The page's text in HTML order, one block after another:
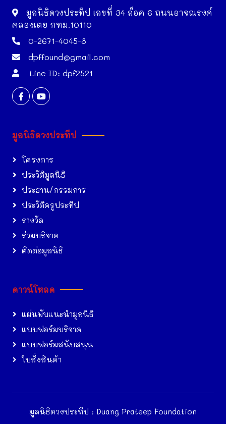
มูลนิธิดวงประทีป เลขที่ 34 ล็อค 6 ถนนอาจณรงค์
คลองเตย กทม.10110
0-2671-4045-8
dpffound@gmail.com
Line ID: dpf2521
มูลนิธิดวงประทีป
โครงการ
ประวัติมูลนิธิ
ประธาน/กรรมการ
ประวัติครูประทีป
รางวัล
ร่วมบริจาค
ติดต่อมูลนิธิ
ดาวน์โหลด
แผ่นพับแนะนำมูลนิธิ
แบบฟอร์มบริจาค
แบบฟอร์มสนับสนุน
ใบสั่งสินค้า
มูลนิธิดวงประทีป : Duang Prateep Foundation